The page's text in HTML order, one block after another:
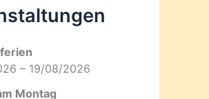
– 19/08/2026
Montag